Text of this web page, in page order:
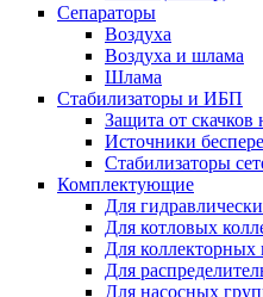
Сепараторы
Воздуха
Воздуха и шлама
Шлама
Стабилизаторы и ИБП
Защита от скачков
Источники
Стабилизаторы
Комплектующие
Для
Для котловых
Для коллекторных
Для
Для насосных